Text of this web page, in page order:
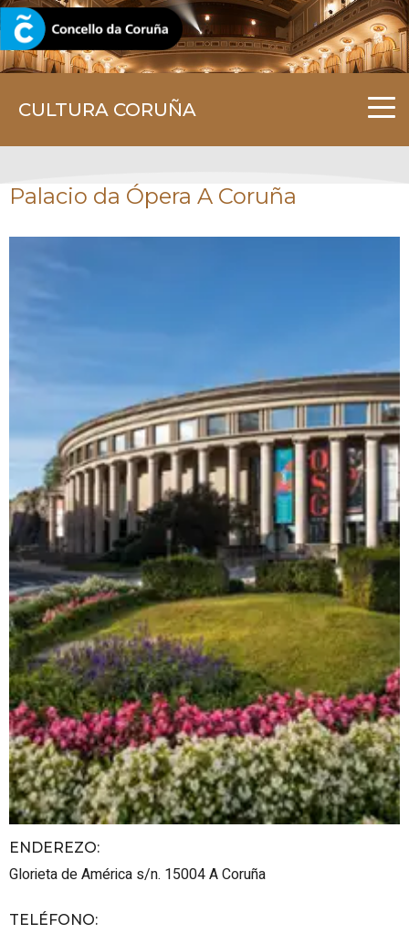
CULTURA CORUÑA
CORUNA.GAL
Palacio da Ópera A Coruña
ENDEREZO:
Glorieta de América s/n. 15004A Coruña
TELÉFONO: